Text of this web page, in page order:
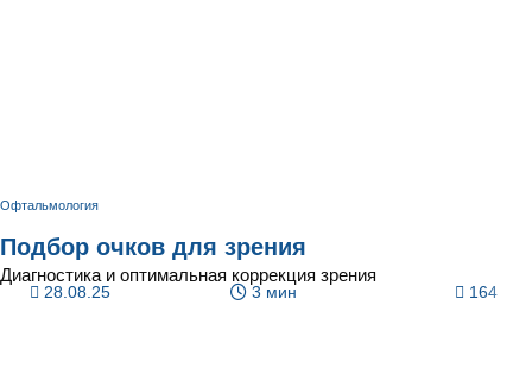
Офтальмология
Подбор очков для зрения
Диагностика и оптимальная коррекция зрения
28.08.25 3 мин 164